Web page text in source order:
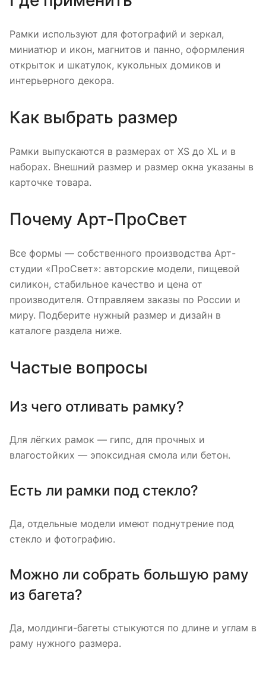
Рамки используют для фотографий и зеркал,
миниатюр и икон, магнитов и панно, оформления
открыток и шкатулок, кукольных домиков и
интерьерного декора.
Как выбрать размер
Рамки выпускаются в размерах от XS до XL и в
наборах. Внешний размер и размер окна указаны в
карточке товара.
Почему Арт-ПроСвет
Все формы — собственного производства Арт-
студии «ПроСвет»: авторские модели, пищевой
силикон, стабильное качество и цена от
производителя. Отправляем заказы по России и
миру. Подберите нужный размер и дизайн в
каталоге раздела ниже.
Частые вопросы
Из чего отливать рамку?
Для лёгких рамок — гипс, для прочных и
влагостойких — эпоксидная смола или бетон.
Есть ли рамки под стекло?
Да, отдельные модели имеют поднутрение под
стекло и фотографию.
Можно ли собрать большую раму
из багета?
Да, молдинги-багеты стыкуются по длине и углам в
раму нужного размера.